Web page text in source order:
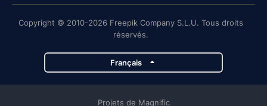
Copyright © 2010-2026 Freepik Company S.L.U. Tous droits
réservés.
Français
Projets de Magnific